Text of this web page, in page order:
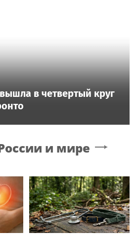
в четвертый круг
и мире